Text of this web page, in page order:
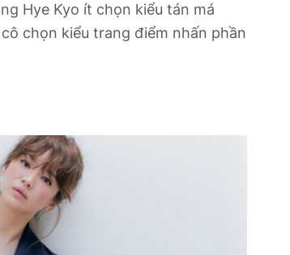
Hye Kyo ít chọn kiểu tán má
chọn kiểu trang điểm nhấn phần